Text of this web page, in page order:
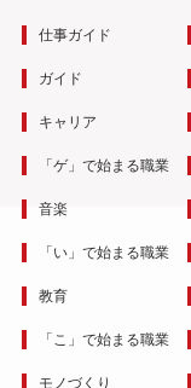
仕事ガイド
ガイド
キャリア
「ゲ」で始まる職業
音楽
「い」で始まる職業
教育
「こ」で始まる職業
モノづくり